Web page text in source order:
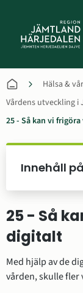
Hälsa &
Vårdens utveckling
25 - Så kan vi
Innehåll
25 - Så
digitalt
Med hjälp av de
vården, skulle fler